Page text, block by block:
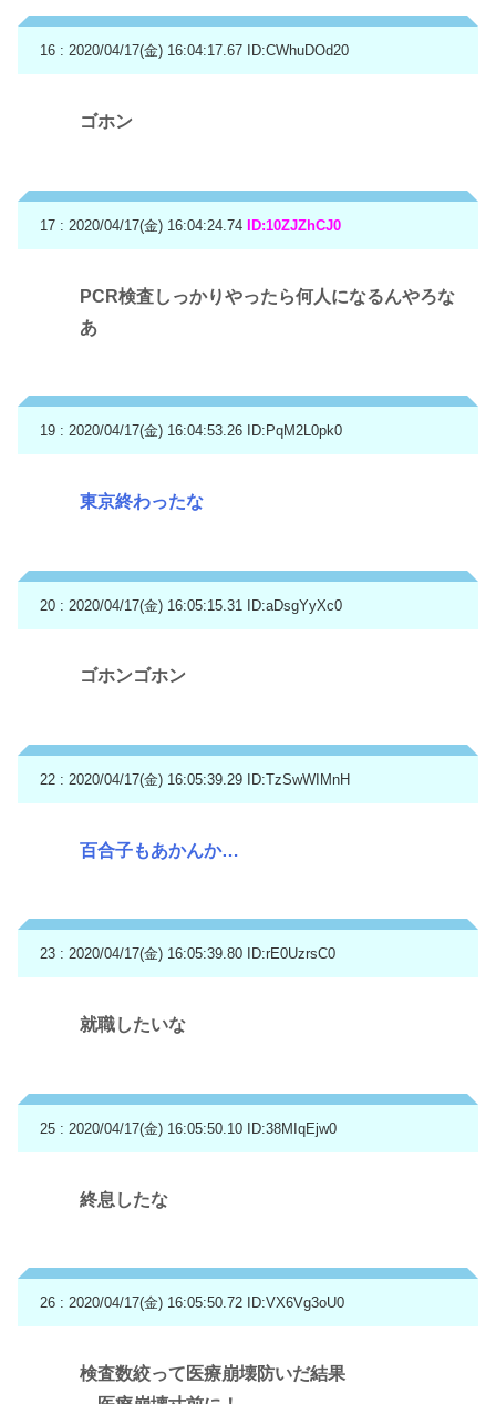
16 : 2020/04/17(金) 16:04:17.67 ID:CWhuDOd20
ゴホン
17 : 2020/04/17(金) 16:04:24.74 ID:10ZJZhCJ0
PCR検査しっかりやったら何人になるんやろな
あ
19 : 2020/04/17(金) 16:04:53.26 ID:PqM2L0pk0
東京終わったな
20 : 2020/04/17(金) 16:05:15.31 ID:aDsgYyXc0
ゴホンゴホン
22 : 2020/04/17(金) 16:05:39.29 ID:TzSwWIMnH
百合子もあかんか…
23 : 2020/04/17(金) 16:05:39.80 ID:rE0UzrsC0
就職したいな
25 : 2020/04/17(金) 16:05:50.10 ID:38MIqEjw0
終息したな
26 : 2020/04/17(金) 16:05:50.72 ID:VX6Vg3oU0
検査数絞って医療崩壊防いだ結果